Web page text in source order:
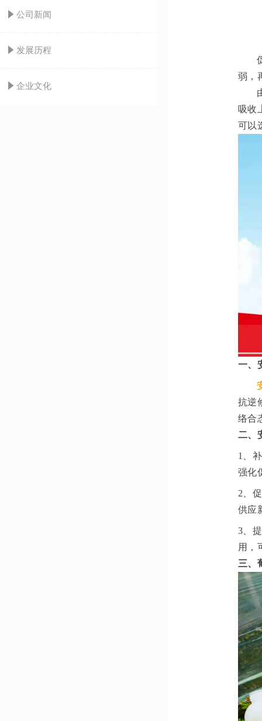
념 公司新闻
념 发展历程
념 企业文化
弱，
吸收
可以
一、
抗逆
络合
二、
1、
强化
2、
供应
3、
用，
三、